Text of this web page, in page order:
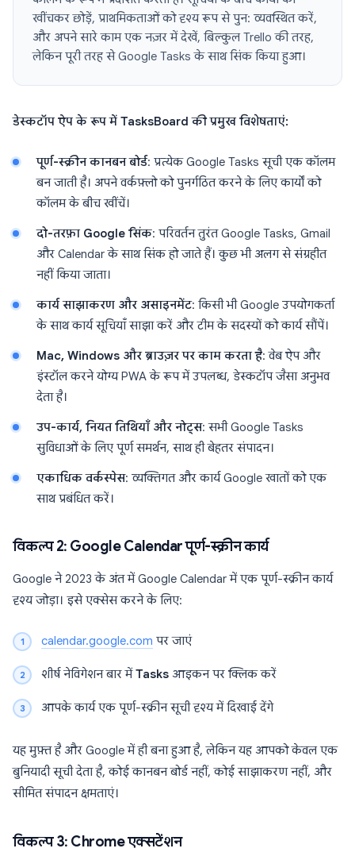
खींचकर छोड़ें, प्राथमिकताओं को दृश्य रूप से पुन: व्यवस्थित करें,
और अपने सारे काम एक नज़र में देखें, बिल्कुल Trello की तरह,
लेकिन पूरी तरह से Google Tasks के साथ सिंक किया हुआ।
डेस्कटॉप ऐप के रूप में TasksBoard की प्रमुख विशेषताएं:
पूर्ण-स्क्रीन कानबन बोर्ड: प्रत्येक Google Tasks सूची एक कॉलम
बन जाती है। अपने वर्कफ़्लो को पुनर्गठित करने के लिए कार्यों को
कॉलम के बीच खींचें।
दो-तरफ़ा Google सिंक: परिवर्तन तुरंत Google Tasks, Gmail
और Calendar के साथ सिंक हो जाते हैं। कुछ भी अलग से संग्रहीत
नहीं किया जाता।
कार्य साझाकरण और असाइनमेंट: किसी भी Google उपयोगकर्ता
के साथ कार्य सूचियाँ साझा करें और टीम के सदस्यों को कार्य सौंपें।
Mac, Windows और ब्राउज़र पर काम करता है: वेब ऐप और
इंस्टॉल करने योग्य PWA के रूप में उपलब्ध, डेस्कटॉप जैसा अनुभव
देता है।
उप-कार्य, नियत तिथियाँ और नोट्स: सभी Google Tasks
सुविधाओं के लिए पूर्ण समर्थन, साथ ही बेहतर संपादन।
एकाधिक वर्कस्पेस: व्यक्तिगत और कार्य Google खातों को एक
साथ प्रबंधित करें।
विकल्प 2: Google Calendar पूर्ण-स्क्रीन कार्य
Google ने 2023 के अंत में Google Calendar में एक पूर्ण-स्क्रीन कार्य
दृश्य जोड़ा। इसे एक्सेस करने के लिए:
calendar.google.com पर जाएं
शीर्ष नेविगेशन बार मेंTasks आइकन पर क्लिक करें
आपके कार्य एक पूर्ण-स्क्रीन सूची दृश्य में दिखाई देंगे
यह मुफ़्त है और Google में ही बना हुआ है, लेकिन यह आपको केवल एक
बुनियादी सूची देता है, कोई कानबन बोर्ड नहीं, कोई साझाकरण नहीं, और
सीमित संपादन क्षमताएं।
विकल्प 3: Chrome एक्सटेंशन